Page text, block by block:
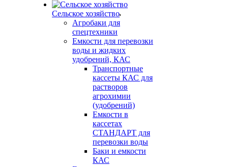
Сельское хозяйство
Агробаки для
спецтехники
Емкости для перевозки
воды и жидких
удобрений, КАС
Транспортные
кассеты КАС для
растворов
агрохимии
(удобрений)
Емкости в
кассетах
СТАНДАРТ для
перевозки воды
Баки и емкости
КАС